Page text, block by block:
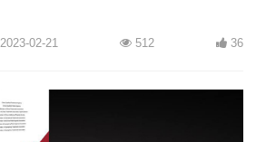
2023-02-21 512 36